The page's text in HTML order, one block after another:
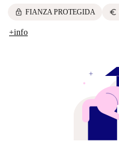
lock FIANZA PROTEGIDA euro
+info